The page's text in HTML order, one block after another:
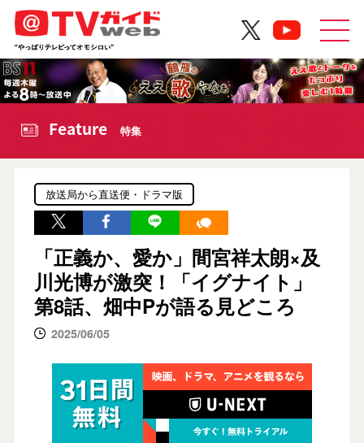
Feature 特集
放送局から直送便・ドラマ版
「正義か、愛か」間宮祥太朗×及
川光博が激突！「イグナイト」
第8話、畑中Pが語る見どころ
2025/06/05